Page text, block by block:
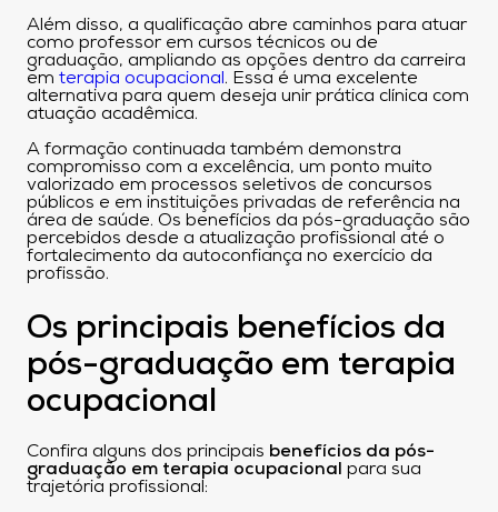
Além disso, a qualificação abre caminhos para atuar
como professor em cursos técnicos ou de
graduação, ampliando as opções dentro da carreira
em terapia ocupacional . Essa é uma excelente
alternativa para quem deseja unir prática clínica com
atuação acadêmica.
A formação continuada também demonstra
compromisso com a excelência, um ponto muito
valorizado em processos seletivos de concursos
públicos e em instituições privadas de referência na
área de saúde. Os benefícios da pós-graduação são
percebidos desde a atualização profissional até o
fortalecimento da autoconfiança no exercício da
profissão.
Os principais benefícios da
pós-graduação em terapia
ocupacional
Confira alguns dos principais benefícios da pós-
graduação em terapia ocupacional para sua
trajetória profissional: